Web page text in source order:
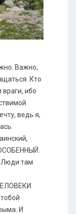
Важно,
Кто
ибо
ведь я,
Люди там
И